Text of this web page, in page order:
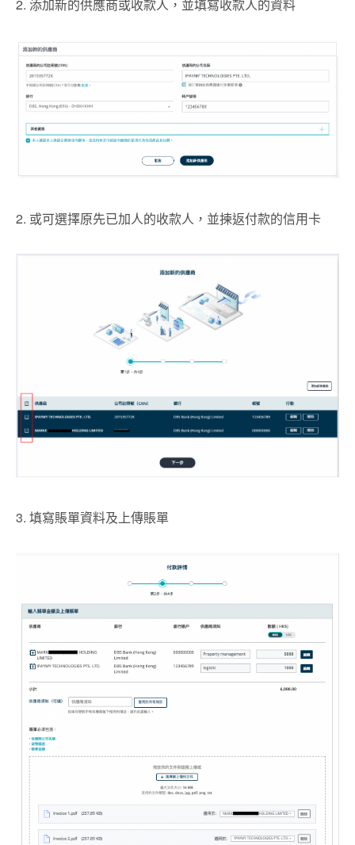
2. 添加新的供應商或收款人，並填寫收款人的資料
2. 或可選擇原先已加人的收款人，並揀返付款的信用卡
3. 填寫賬單資料及上傳賬單